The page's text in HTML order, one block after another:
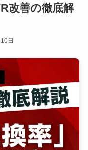
改善の徹底解
日